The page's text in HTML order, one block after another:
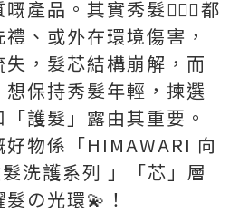
產品。其實秀髮💇🏻‍♀️都
、或外在環境傷害，
，髮芯結構崩解，而
保持秀髮年輕，揀選
護髮」露由其重要。
物係「HIMAWARI 向
洗護系列 」「芯」層
の光環💫！